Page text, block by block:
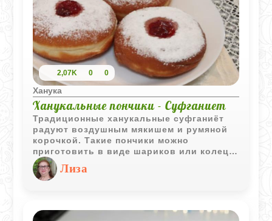
2,07K 0 0
Ханука
Ханукальные пончики - Суфганиет
Традиционные ханукальные суфганиёт
радуют воздушным мякишем и румяной
корочкой. Такие пончики можно
приготовить в виде шариков или колец,
а затем наполнить любимым вареньем
или джемом.
Лиза